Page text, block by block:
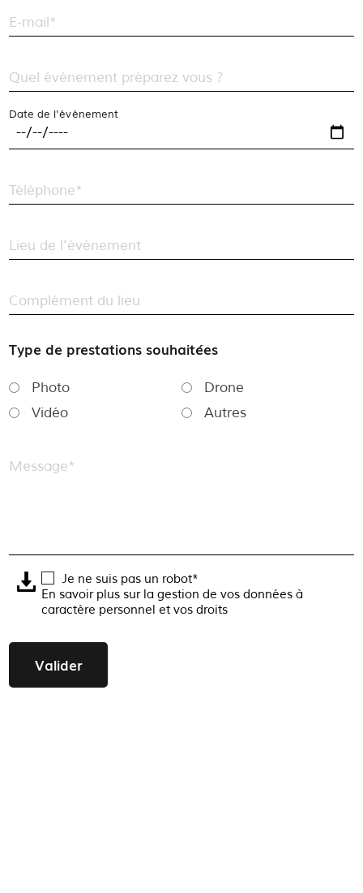
E-mail*
Quel événement préparez vous ?
Date de l'événement
Téléphone*
Lieu de l'événement
Complément du lieu
Type de prestations souhaitées
Photo
Vidéo
Drone
Autres
Message*
Je ne suis pas un robot*
En savoir plus sur la gestion de vos données à
caractère personnel et vos droits
Valider